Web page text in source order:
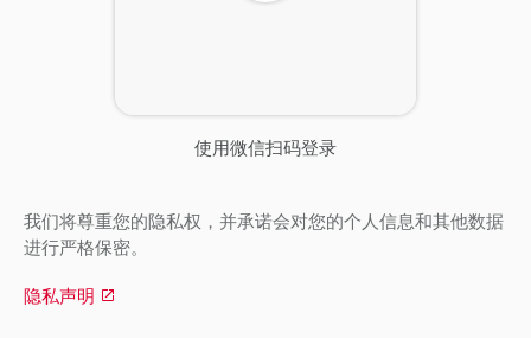
使用微信扫码登录
新
我们将尊重您的隐私权，并承诺会对您的个人信息和其他数据
进行严格保密。
隐私声明